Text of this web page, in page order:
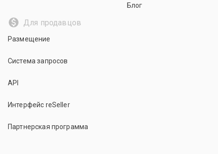
Блог
Для продавцов
Размещение
Система запросов
API
Интерфейс reSeller
Партнерская программа